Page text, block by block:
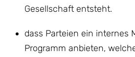
Gesellschaft entsteht.
dass Parteien ein internes
Programm anbieten,